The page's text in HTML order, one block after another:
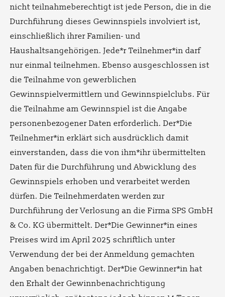
nicht teilnahmeberechtigt ist jede Person, die in die
Durchführung dieses Gewinnspiels involviert ist,
einschließlich ihrer Familien- und
Haushaltsangehörigen. Jede*r Teilnehmer*in darf
nur einmal teilnehmen. Ebenso ausgeschlossen ist
die Teilnahme von gewerblichen
Gewinnspielvermittlern und Gewinnspielclubs. Für
die Teilnahme am Gewinnspiel ist die Angabe
personenbezogener Daten erforderlich. Der*Die
Teilnehmer*in erklärt sich ausdrücklich damit
einverstanden, dass die von ihm*ihr übermittelten
Daten für die Durchführung und Abwicklung des
Gewinnspiels erhoben und verarbeitet werden
dürfen. Die Teilnehmerdaten werden zur
Durchführung der Verlosung an die Firma SPS GmbH
& Co. KG übermittelt. Der*Die Gewinner*in eines
Preises wird im April 2025 schriftlich unter
Verwendung der bei der Anmeldung gemachten
Angaben benachrichtigt. Der*Die Gewinner*in hat
den Erhalt der Gewinnbenachrichtigung